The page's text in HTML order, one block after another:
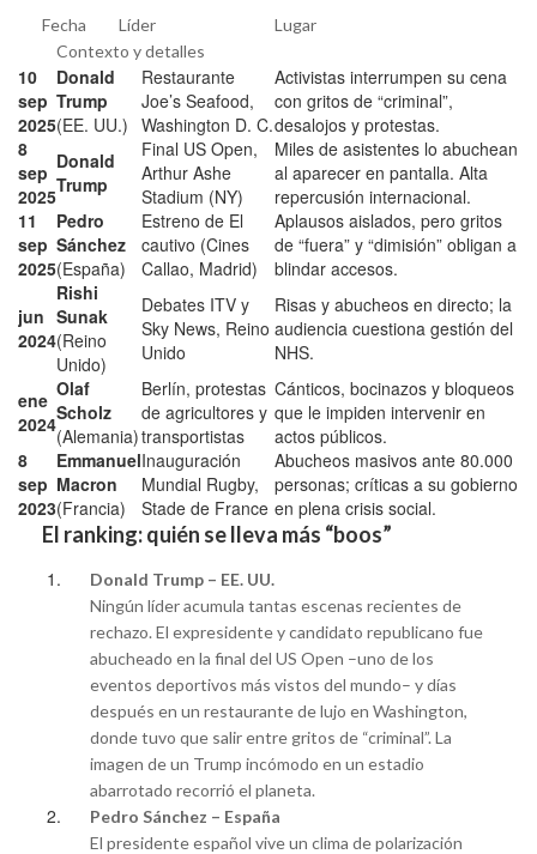
Fecha Líder Lugar
Contexto y detalles
10
sep
2025
Donald
Trump
(EE. UU.)
Restaurante
Joe’s Seafood,
Washington D. C.
Activistas interrumpen su cena
con gritos de “criminal”,
desalojos y protestas.
8
sep
2025
Donald
Trump
Final US Open,
Arthur Ashe
Stadium (NY)
Miles de asistentes lo abuchean
al aparecer en pantalla. Alta
repercusión internacional.
11
sep
2025
Pedro
Sánchez
(España)
Estreno de El
cautivo (Cines
Callao, Madrid)
Aplausos aislados, pero gritos
de “fuera” y “dimisión” obligan a
blindar accesos.
jun
2024
Rishi
Sunak
(Reino
Unido)
Debates ITV y
Sky News, Reino
Unido
Risas y abucheos en directo; la
audiencia cuestiona gestión del
NHS.
ene
2024
Olaf
Scholz
(Alemania)
Berlín, protestas
de agricultores y
transportistas
Cánticos, bocinazos y bloqueos
que le impiden intervenir en
actos públicos.
8
sep
2023
Emmanuel
Macron
(Francia)
Inauguración
Mundial Rugby,
Stade de France
Abucheos masivos ante 80.000
personas; críticas a su gobierno
en plena crisis social.
El ranking: quién se lleva más “boos”
Donald Trump – EE. UU.
Ningún líder acumula tantas escenas recientes de
rechazo. El expresidente y candidato republicano fue
abucheado en la final del US Open –uno de los
eventos deportivos más vistos del mundo– y días
después en un restaurante de lujo en Washington,
donde tuvo que salir entre gritos de “criminal”. La
imagen de un Trump incómodo en un estadio
abarrotado recorrió el planeta.
Pedro Sánchez – España
El presidente español vive un clima de polarización